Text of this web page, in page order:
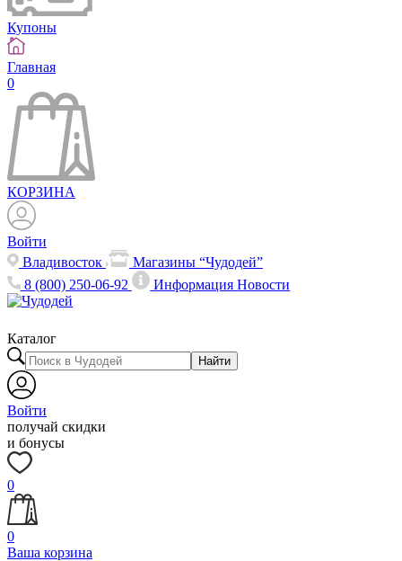
Купоны
Главная
0
КОРЗИНА
Войти
Владивосток
Магазины “Чудодей”
8 (800) 250-06-92
ИнформацияНовости
Каталог
Найти
Войти
получай скидки
и бонусы
0
0
Ваша корзина